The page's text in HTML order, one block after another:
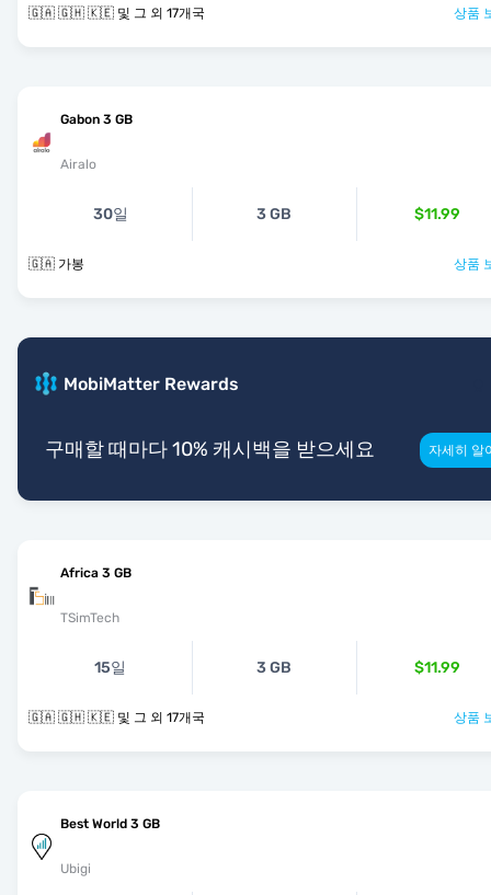
🇬🇦 🇬🇭 🇰🇪 및 그 외 17개국 상품
Gabon 3 GB
Airalo
30일 3 GB $11.99
🇬🇦 가봉 상품
MobiMatter Rewards
구매할 때마다 10% 캐시백을 받으세요 자세히 알
Africa 3 GB
TSimTech
15일 3 GB $11.99
🇬🇦 🇬🇭 🇰🇪 및 그 외 17개국 상품
Best World 3 GB
Ubigi